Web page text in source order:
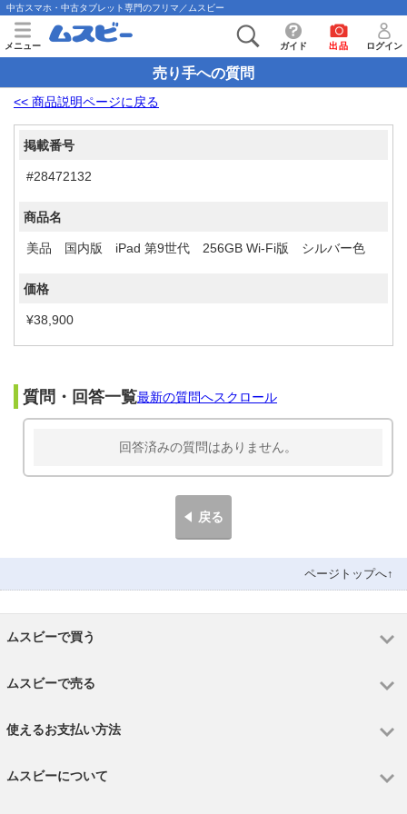
中古スマホ・中古タブレット専門のフリマ／ムスビー
メニュー ガイド 出品 ログイン
売り手への質問
<< 商品説明ページに戻る
掲載番号
#28472132
商品名
美品 国内版 iPad 第9世代 256GB Wi-Fi版 シルバー色
価格
¥38,900
質問・回答一覧最新の質問へスクロール
回答済みの質問はありません。
戻る
ページトップへ↑
ムスビーで買う
ムスビーで売る
使えるお支払い方法
ムスビーについて